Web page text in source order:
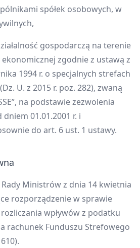
spółek osobowych, w
gospodarczą na terenie
zgodnie z ustawą z
1994 r. o specjalnych strefach
U. z 2015 r. poz. 282), zwaną
na podstawie zezwolenia
01.01.2001 r. i
do art. 6 ust. 1 ustawy.
Ministrów z dnia 14 kwietnia
rozporządzenie w sprawie
wpływów z podatku
rachunek Funduszu Strefowego